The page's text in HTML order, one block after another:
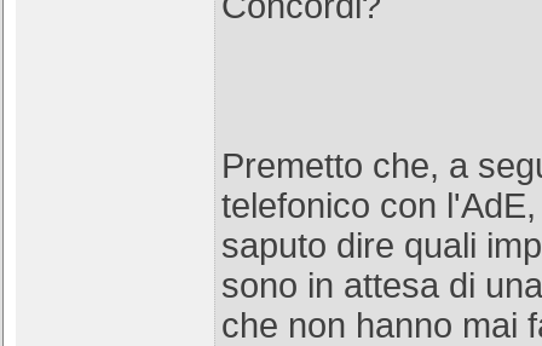
Premetto che, a
telefonico con
saputo dire quali
sono in attesa di
che non hanno mai